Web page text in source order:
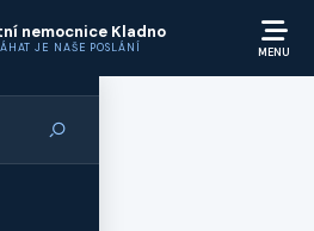
nemocnice Kladno
JE NAŠE POSLÁNÍ